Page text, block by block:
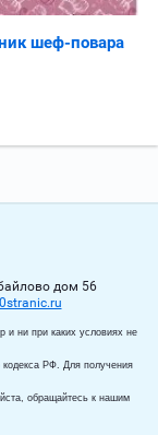
шеф-повара
дом 56
и ни при каких условиях не
кодекса РФ. Для получения
обращайтесь к нашим